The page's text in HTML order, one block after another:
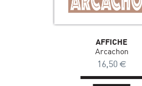
AFFICHE
Arcachon
16,50 €